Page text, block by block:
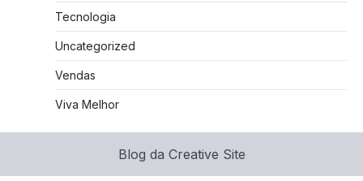
Tecnologia
Uncategorized
Vendas
Viva Melhor
Blog da Creative Site